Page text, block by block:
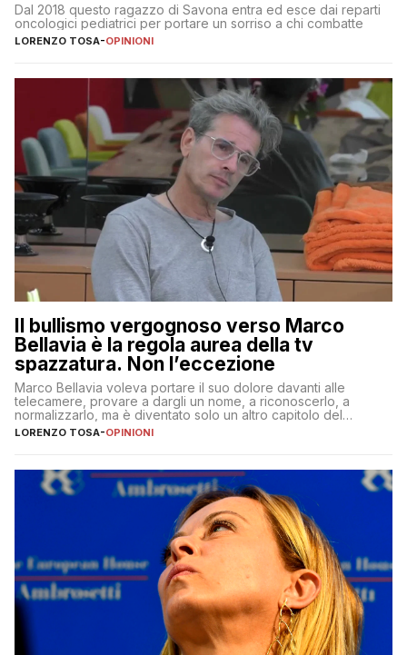
Dal 2018 questo ragazzo di Savona entra ed esce dai reparti
oncologici pediatrici per portare un sorriso a chi combatte
LORENZO TOSA-OPINIONI
Il bullismo vergognoso verso Marco
Bellavia è la regola aurea della tv
spazzatura. Non l’eccezione
Marco Bellavia voleva portare il suo dolore davanti alle
telecamere, provare a dargli un nome, a riconoscerlo, a
normalizzarlo, ma è diventato solo un altro capitolo del
copione
LORENZO TOSA-OPINIONI